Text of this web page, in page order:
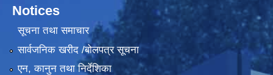
Notices
सूचना तथा समाचार
सार्वजनिक खरीद /बोलपत्र सूचना
एन, कानुन तथा निर्देशिका